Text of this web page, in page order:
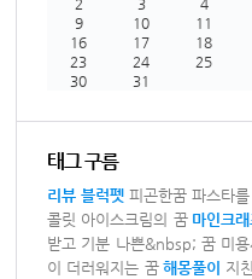
2
3 4
9
10 11
16
17 18
23
24 25
30
31
태그 구름
리뷰 블럭펫 피곤한꿈 파스타
콜릿 아이스크림의 꿈 마인크
받고 기분 나쁜&nbsp; 꿈 미
이 더러워지는 꿈 해몽풀이 지